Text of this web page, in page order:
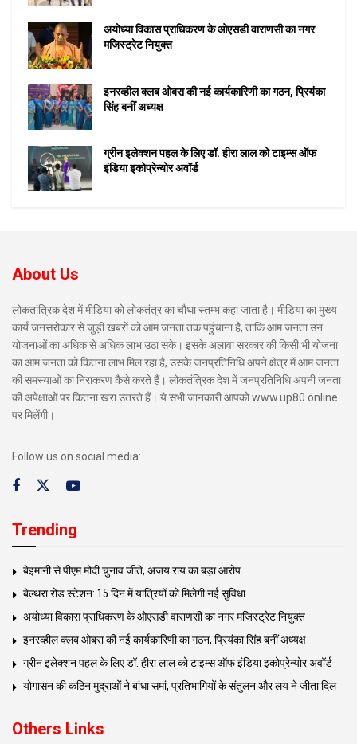
अयोध्या विकास प्राधिकरण के ओएसडी वाराणसी का नगर
मजिस्ट्रेट नियुक्त
इनरव्हील क्लब ओबरा की नई कार्यकारिणी का गठन, प्रियंका
सिंह बनीं अध्यक्ष
ग्रीन इलेक्शन पहल के लिए डॉ. हीरा लाल को टाइम्स ऑफ
इंडिया इकोप्रेन्योर अवॉर्ड
About Us
लोकतांत्रिक देश में मीडिया को लोकतंत्र का चौथा स्तम्भ कहा जाता है। मीडिया का मुख्य
कार्य जनसरोकार से जुड़ी खबरों को आम जनता तक पहुंचाना है, ताकि आम जनता उन
योजनाओं का अधिक से अधिक लाभ उठा सके। इसके अलावा सरकार की किसी भी योजना
का आम जनता को कितना लाभ मिल रहा है, उसके जनप्रतिनिधि अपने क्षेत्र में आम जनता
की समस्याओं का निराकरण कैसे करते हैं। लोकतंत्रिक देश में जनप्रतिनिधि अपनी जनता
की अपेक्षाओं पर कितना खरा उतरते हैं। ये सभी जानकारी आपको www.up80.online
पर मिलेंगी।
Follow us on social media:
Trending
बेइमानी से पीएम मोदी चुनाव जीते, अजय राय का बड़ा आरोप
बेल्थरा रोड स्टेशन: 15 दिन में यात्रियों को मिलेगी नई सुविधा
अयोध्या विकास प्राधिकरण के ओएसडी वाराणसी का नगर मजिस्ट्रेट नियुक्त
इनरव्हील क्लब ओबरा की नई कार्यकारिणी का गठन, प्रियंका सिंह बनीं अध्यक्ष
ग्रीन इलेक्शन पहल के लिए डॉ. हीरा लाल को टाइम्स ऑफ इंडिया इकोप्रेन्योर अवॉर्ड
योगासन की कठिन मुद्राओं ने बांधा समां, प्रतिभागियों के संतुलन और लय ने जीता दिल
Others Links